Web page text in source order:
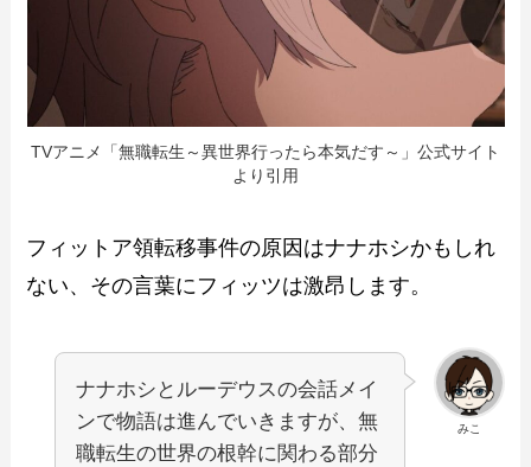
TVアニメ「無職転生～異世界行ったら本気だす～」公式サイト
より引用
フィットア領転移事件の原因はナナホシかもしれ
ない、その言葉にフィッツは激昂します。
みこ
ナナホシとルーデウスの会話メイ
ンで物語は進んでいきますが、無
職転生の世界の根幹に関わる部分